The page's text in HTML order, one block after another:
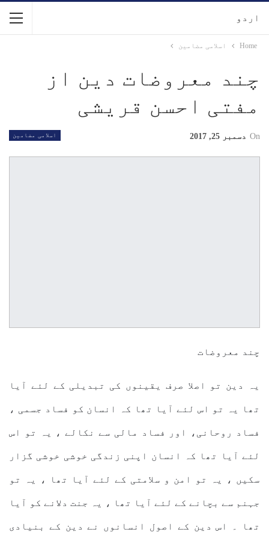
اردو
Home اسلامی مضامین
چند معروضات دین از
مفتی احسن قریشی
اسلامی مضامین On دسمبر 25, 2017
چند معروضات
یہ دین تو اصلا صرف یقینوں کی تبدیلی کے لئے آیا
تھا یہ تو اس لئے آیا تھا کہ انسان کو فساد جسمی ،
فساد روحانی، اور فساد مالی سے نکالے ، یہ تو اس
لئے آیا تھا کہ انسان اپنی زندگی خوشی خوشی گزار
سکیں ، یہ تو امن و سلامتی کے لئے آیا تھا ، یہ تو
جہنم سے بچانے کے لئے آیا تھا ، یہ جنت دلانے کو آیا
تھا ۔ اس دین کے اصول انسانوں نے دین کے بنیادی